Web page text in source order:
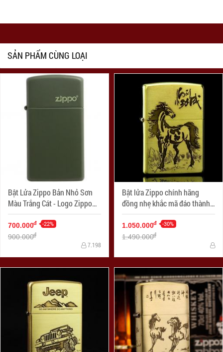
SẢN PHẨM CÙNG LOẠI
Bật Lửa Zippo Bản Nhỏ Sơn
Màu Trắng Cát - Logo Zippo
SKU 1627ZL- Zippo Slim®
Green Matte Zippo Logo
700.000đ -22%
900.000đ
7.198
Bật lửa Zippo chính hãng
đồng nhẹ khắc mã đáo thành
công
1.050.000đ -30%
1.490.000đ